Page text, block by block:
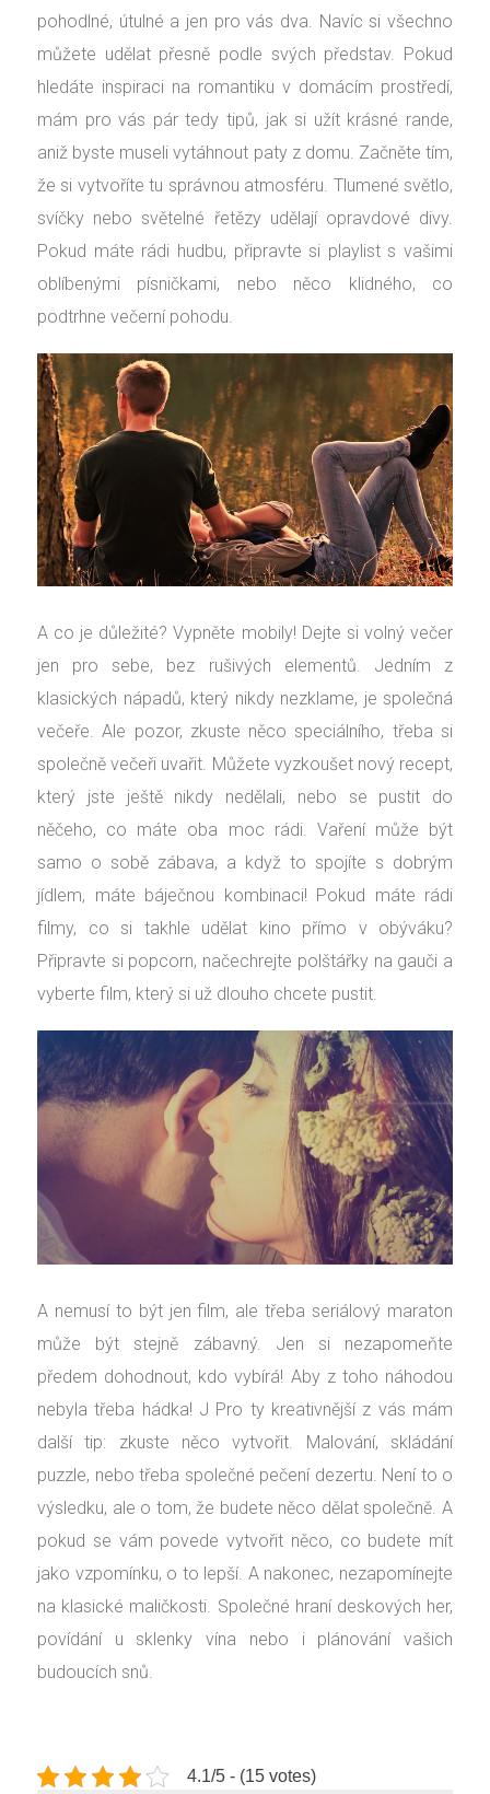
pohodlné, útulné a jen pro vás dva. Navíc si všechno
můžete udělat přesně podle svých představ. Pokud
hledáte inspiraci na romantiku v domácím prostředí,
mám pro vás pár tedy tipů, jak si užít krásné rande,
aniž byste museli vytáhnout paty z domu. Začněte tím,
že si vytvoříte tu správnou atmosféru. Tlumené světlo,
svíčky nebo světelné řetězy udělají opravdové divy.
Pokud máte rádi hudbu, připravte si playlist s vašimi
oblíbenými písničkami, nebo něco klidného, co
podtrhne večerní pohodu.
A co je důležité? Vypněte mobily! Dejte si volný večer
jen pro sebe, bez rušivých elementů. Jedním z
klasických nápadů, který nikdy nezklame, je společná
večeře. Ale pozor, zkuste něco speciálního, třeba si
společně večeři uvařit. Můžete vyzkoušet nový recept,
který jste ještě nikdy nedělali, nebo se pustit do
něčeho, co máte oba moc rádi. Vaření může být
samo o sobě zábava, a když to spojíte s dobrým
jídlem, máte báječnou kombinaci! Pokud máte rádi
filmy, co si takhle udělat kino přímo v obýváku?
Připravte si popcorn, načechrejte polštářky na gauči a
vyberte film, který si už dlouho chcete pustit.
A nemusí to být jen film, ale třeba seriálový maraton
může být stejně zábavný. Jen si nezapomeňte
předem dohodnout, kdo vybírá! Aby z toho náhodou
nebyla třeba hádka! J Pro ty kreativnější z vás mám
další tip: zkuste něco vytvořit. Malování, skládání
puzzle, nebo třeba společné pečení dezertu. Není to o
výsledku, ale o tom, že budete něco dělat společně. A
pokud se vám povede vytvořit něco, co budete mít
jako vzpomínku, o to lepší. A nakonec, nezapomínejte
na klasické maličkosti. Společné hraní deskových her,
povídání u sklenky vína nebo i plánování vašich
budoucích snů.
4.1/5 - (15 votes)